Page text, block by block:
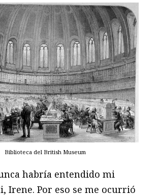
Biblioteca del British Museum
habría entendido mi
Irene. Por eso se me ocurrió